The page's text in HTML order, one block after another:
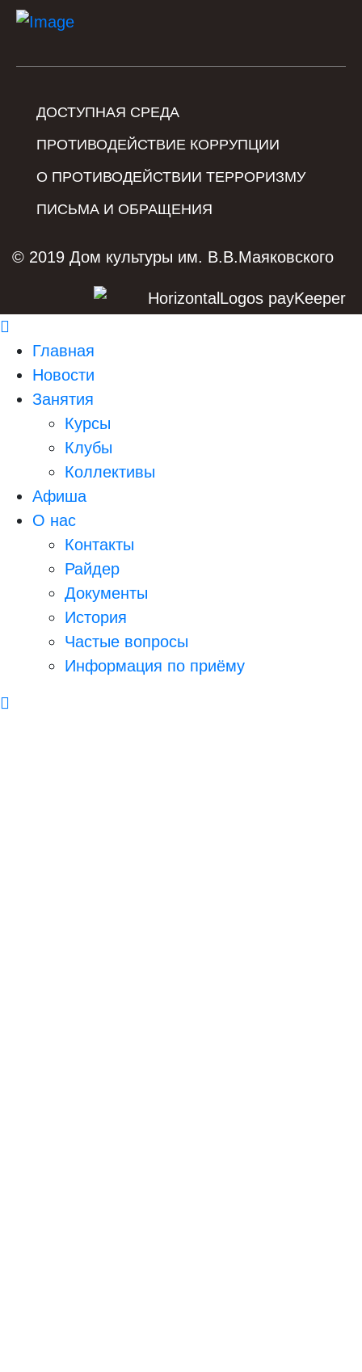
ДОСТУПНАЯ СРЕДА
ПРОТИВОДЕЙСТВИЕ КОРРУПЦИИ
О ПРОТИВОДЕЙСТВИИ ТЕРРОРИЗМУ
ПИСЬМА И ОБРАЩЕНИЯ
© 2019 Дом культуры им. В.В.Маяковского
Главная
Новости
Занятия
Курсы
Клубы
Коллективы
Афиша
О нас
Контакты
Райдер
Документы
История
Частые вопросы
Информация по приёму